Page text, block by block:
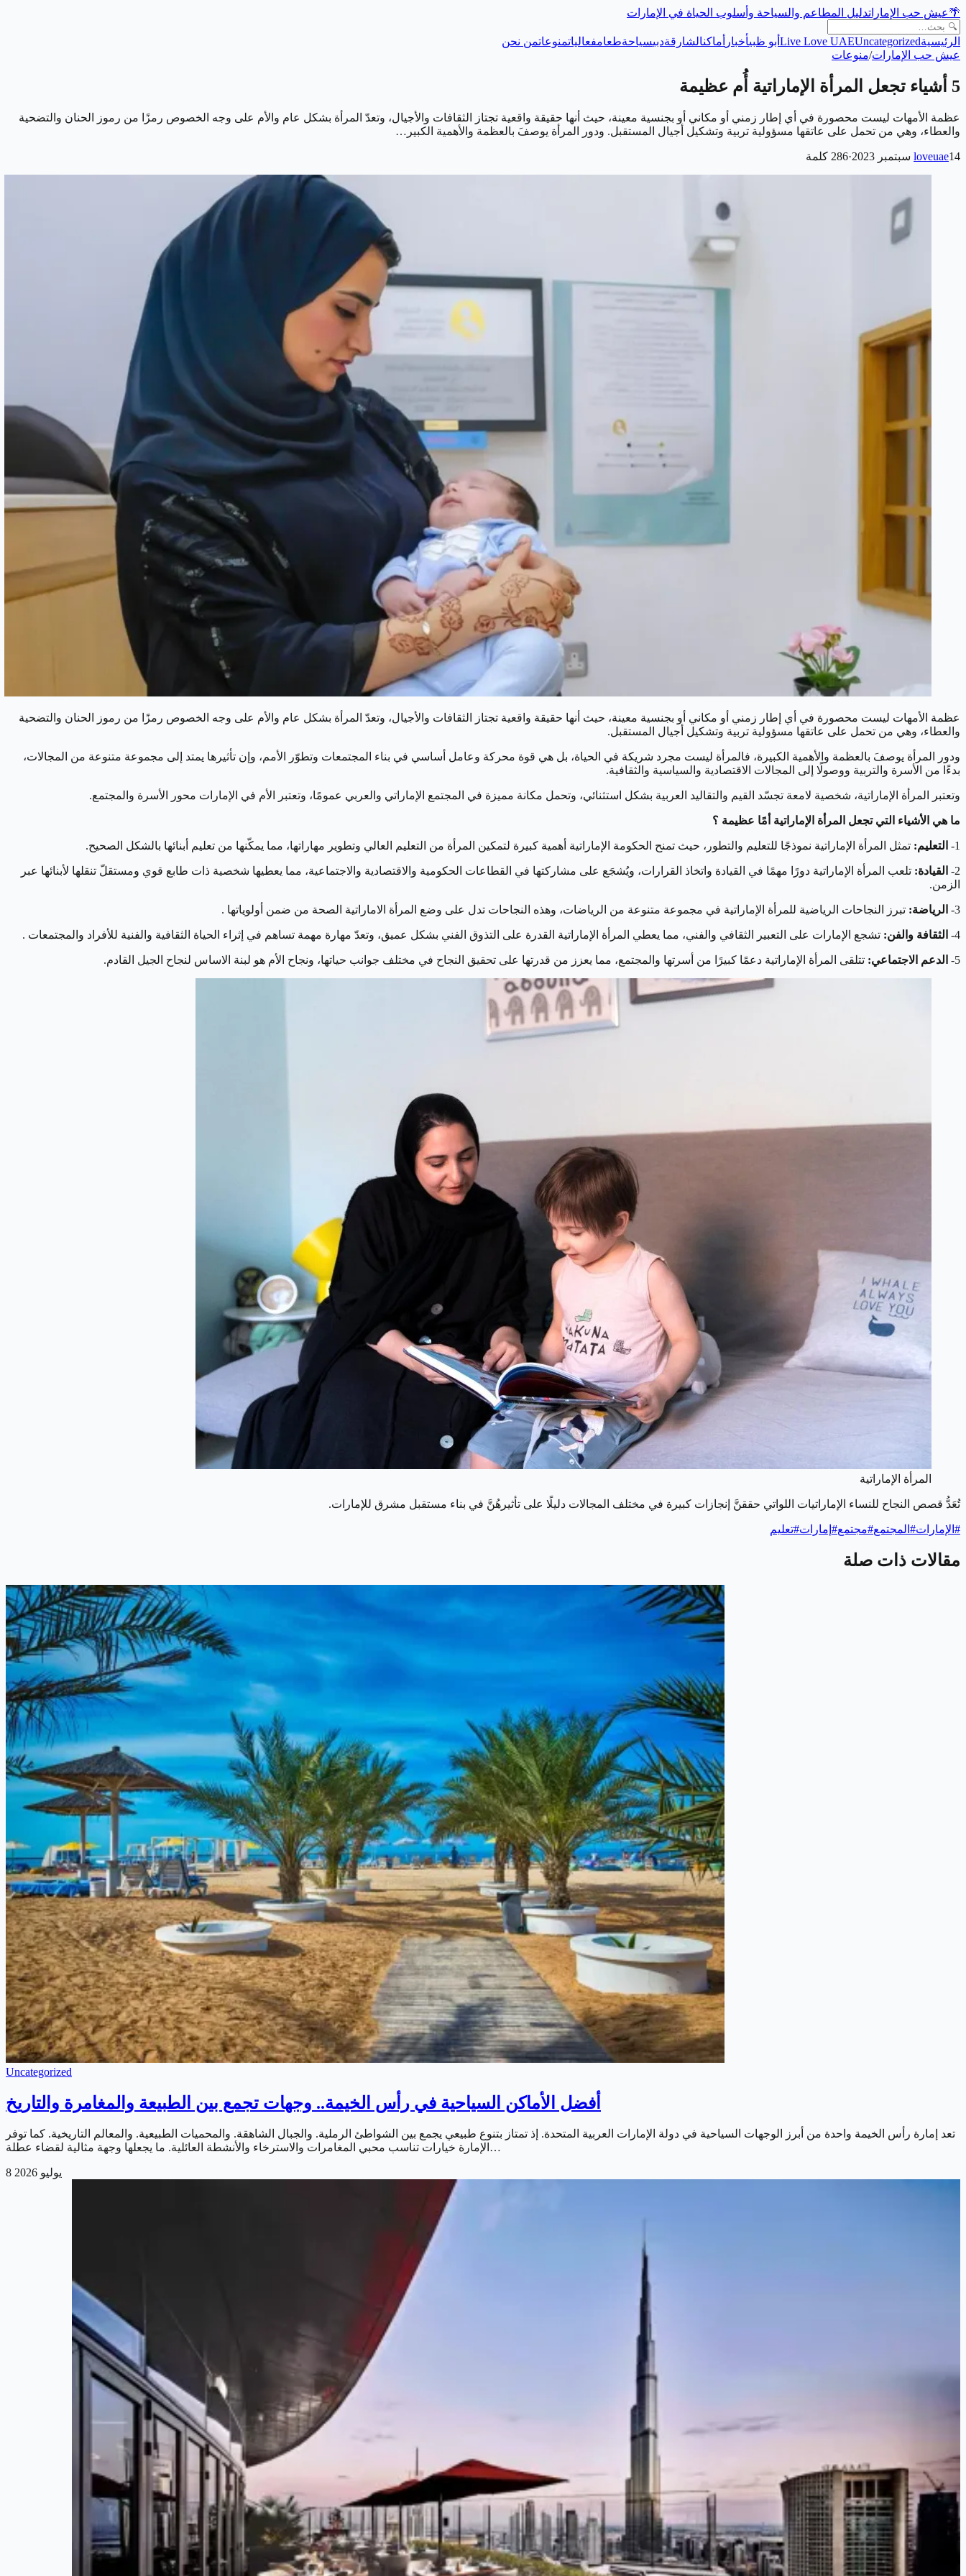
🌴عيش حب الإماراتدليل المطاعم والسياحة وأسلوب الحياة في الإمارات
الرئيسية Live Love UAEUncategorized أبو ظبيأخبار أماكنالشارقةدبيسياحةطعامفعالياتمنوعاتمن نحن
عيش حب الإمارات/منوعات
5 أشياء تجعل المرأة الإماراتية أُم عظيمة
عظمة الأمهات ليست محصورة في أي إطار زمني أو مكاني أو بجنسية معينة، حيث أنها حقيقة واقعية تجتاز الثقافات والأجيال، وتعدّ المرأة بشكل عام والأم على وجه الخصوص رمزًا من رموز الحنان والتضحية
والعطاء، وهي من تحمل على عاتقها مسؤولية تربية وتشكيل أجيال المستقبل. ودور المرأة يوصفَ بالعظمة والأهمية الكبير…
loveuae14 سبتمبر 2023 ·
286 كلمة
عظمة الأمهات ليست محصورة في أي إطار زمني أو مكاني أو بجنسية معينة، حيث أنها حقيقة واقعية تجتاز الثقافات والأجيال، وتعدّ المرأة بشكل عام والأم على وجه الخصوص رمزًا من رموز الحنان والتضحية
والعطاء، وهي من تحمل على عاتقها مسؤولية تربية وتشكيل أجيال المستقبل.
ودور المرأة يوصفَ بالعظمة والأهمية الكبيرة، فالمرأة ليست مجرد شريكة في الحياة، بل هي قوة محركة وعامل أساسي في بناء المجتمعات وتطوّر الأمم، وإن تأثيرها يمتد إلى مجموعة متنوعة من المجالات،
بدءًا من الأسرة والتربية ووصولًا إلى المجالات الاقتصادية والسياسية والثقافية.
وتعتبر المرأة الإماراتية، شخصية لامعة تجسّد القيم والتقاليد العربية بشكل استثنائي، وتحمل مكانة مميزة في المجتمع الإماراتي والعربي عمومًا، وتعتبر الأم في الإمارات محور الأسرة والمجتمع.
ما هي الأشياء التي تجعل المرأة الإماراتية أمًا عظيمة ؟
1- التعليم: تمثل المرأة الإماراتية نموذجًا للتعليم والتطور، حيث تمنح الحكومة الإماراتية أهمية كبيرة لتمكين المرأة من التعليم العالي وتطوير مهاراتها، مما يمكّنها من تعليم أبنائها بالشكل الصحيح.
2- القيادة: تلعب المرأة الإماراتية دورًا مهمًا في القيادة واتخاذ القرارات، ويُشجَع على مشاركتها في القطاعات الحكومية والاقتصادية والاجتماعية، مما يعطيها شخصية ذات طابع قوي ومستقلّ تنقلها لأبنائها عبر
الزمن.
3- الرياضة: تبرز النجاحات الرياضية للمرأة الإماراتية في مجموعة متنوعة من الرياضات، وهذه النجاحات تدل على وضع المرأة الاماراتية الصحة من ضمن أولوياتها .
4- الثقافة والفن: تشجع الإمارات على التعبير الثقافي والفني، مما يعطي المرأة الإماراتية القدرة على التذوق الفني بشكل عميق، وتعدّ مهارة مهمة تساهم في إثراء الحياة الثقافية والفنية للأفراد والمجتمعات .
5- الدعم الاجتماعي: تتلقى المرأة الإماراتية دعمًا كبيرًا من أسرتها والمجتمع، مما يعزز من قدرتها على تحقيق النجاح في مختلف جوانب حياتها، ونجاح الأم هو لبنة الاساس لنجاح الجيل القادم.
المرأة الإماراتية
تُعَدُّ قصص النجاح للنساء الإماراتيات اللواتي حققنَّ إنجازات كبيرة في مختلف المجالات دليلًا على تأثيرهُنَّ في بناء مستقبل مشرق للإمارات.
# الإمارات# المجتمع#مجتمع# إمارات#تعليم
مقالات ذات صلة
Uncategorized
أفضل الأماكن السياحية في رأس الخيمة.. وجهات تجمع بين الطبيعة والمغامرة والتاريخ
تعد إمارة رأس الخيمة واحدة من أبرز الوجهات السياحية في دولة الإمارات العربية المتحدة. إذ تمتاز بتنوع طبيعي يجمع بين الشواطئ الرملية. والجبال الشاهقة. والمحميات الطبيعية. والمعالم التاريخية. كما توفر
الإمارة خيارات تناسب محبي المغامرات والاسترخاء والأنشطة العائلية. ما يجعلها وجهة مثالية لقضاء عطلة…
8 يوليو 2026